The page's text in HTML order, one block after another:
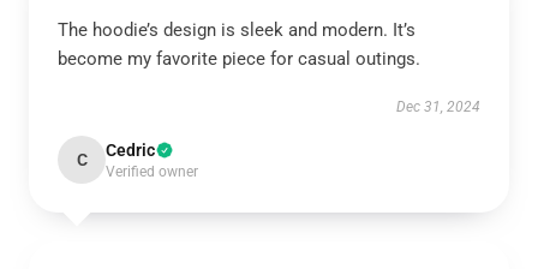
The hoodie’s design is sleek and modern. It’s
become my favorite piece for casual outings.
Dec 31, 2024
C Cedric
Verified owner